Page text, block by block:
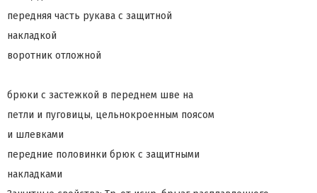
передняя часть рукава с защитной
накладкой
воротник отложной
брюки с застежкой в переднем шве на
петли и пуговицы, цельнокроенным поясом
и шлевками
передние половинки брюк с защитными
накладками